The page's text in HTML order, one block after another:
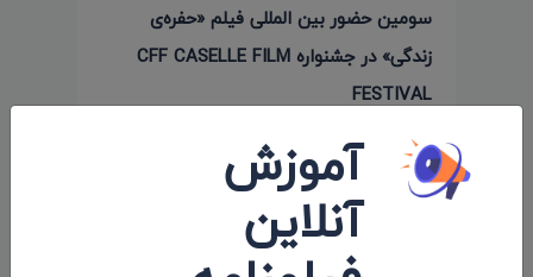
سومین حضور بین المللی فیلم «حفره‌ی
زندگی» در جشنواره CFF CASELLE FILM
FESTIVAL
۱۳۹۷/۰۵/۰۸آموزش
آنلاین